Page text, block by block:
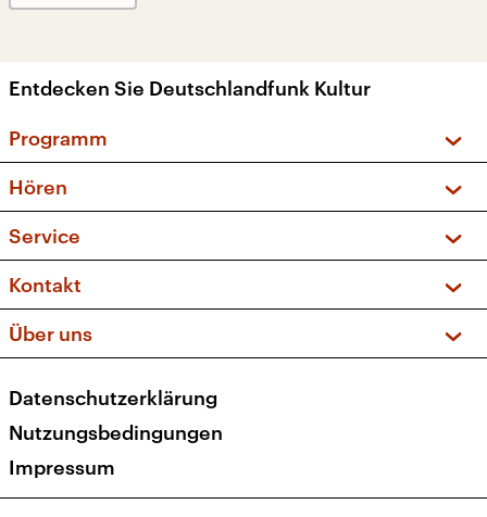
Entdecken Sie Deutschlandfunk Kultur
Programm
Sendungen und Podcasts
Musikliste
Kakadu – Das Kinderprogramm
Hören
Frequenzen (UKW + DAB+)
Service
FAQ
Apps
Newsletter
Veranstaltungen
Kontakt
Social Media
Über uns
Presse
Karriere
Transparenz
Datenschutzerklärung
Nutzungsbedingungen
Impressum